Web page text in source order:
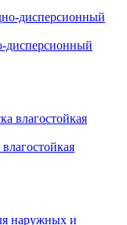
дисперсионный